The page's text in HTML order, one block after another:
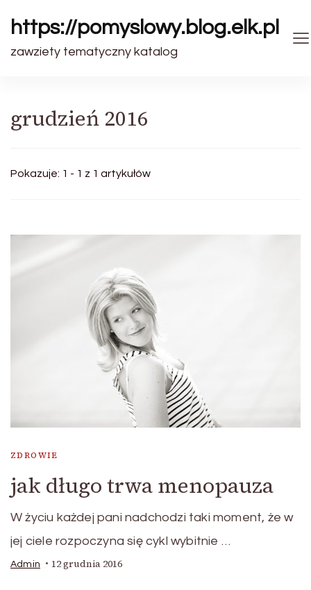
https://pomyslowy.blog.elk.pl
zawziety tematyczny katalog
grudzień 2016
Pokazuje: 1 - 1 z 1 artykułów
ZDROWIE
jak długo trwa menopauza
W życiu każdej pani nadchodzi taki moment, że w
jej ciele rozpoczyna się cykl wybitnie …
Admin 12 grudnia 2016